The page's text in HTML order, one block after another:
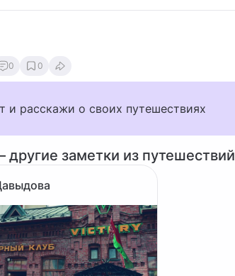
0 0
и расскажи о своих путешествиях
другие заметки из путешествий